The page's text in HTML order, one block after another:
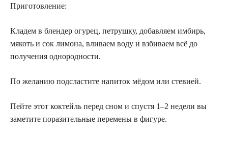
Приготовление:
Кладем в блендер огурец, петрушку, добавляем имбирь,
мякоть и сок лимона, вливаем воду и взбиваем всё до
получения однородности.
По желанию подсластите напиток мёдом или стевией.
Пейте этот коктейль перед сном и спустя 1–2 недели вы
заметите поразительные перемены в фигуре.